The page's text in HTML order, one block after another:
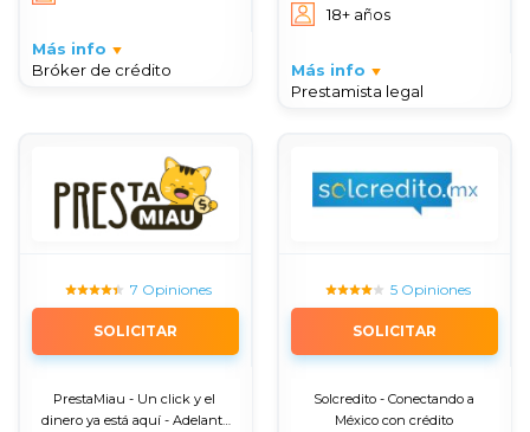
Más info
Bróker de crédito
18+ años
Más info
Prestamista legal
7 Opiniones
SOLICITAR
PrestaMiau - Un click y el
dinero ya está aquí - Adelanto
5 Opiniones
SOLICITAR
Solcredito - Conectando a
México con crédito